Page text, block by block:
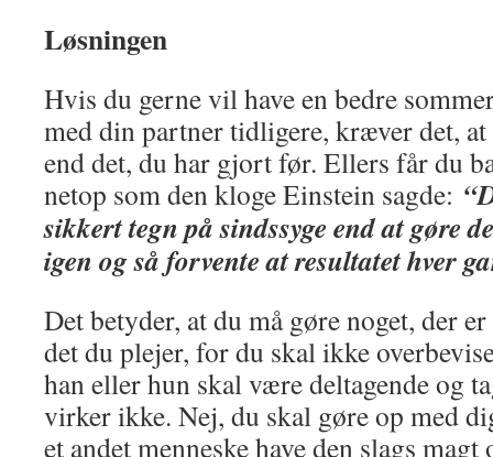
Løsningen
Hvis du gerne vil have en bedre
med din partner tidligere, kræver det,
end det, du har gjort før. Ellers får du
netop som den kloge Einstein sagde: “
sikkert tegn på sindssyge end at gøre
igen og så forvente at resultatet hver
Det betyder, at du må gøre noget, der
det du plejer, for du skal ikke
han eller hun skal være deltagende og
virker ikke. Nej, du skal gøre op med
et andet menneske have den slags